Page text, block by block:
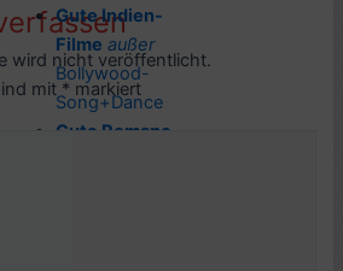
Gute Indien-
Filme außer
Bollywood-
Song+Dance
Gute Romane
wird nicht veröffentlicht.
mit * markiert